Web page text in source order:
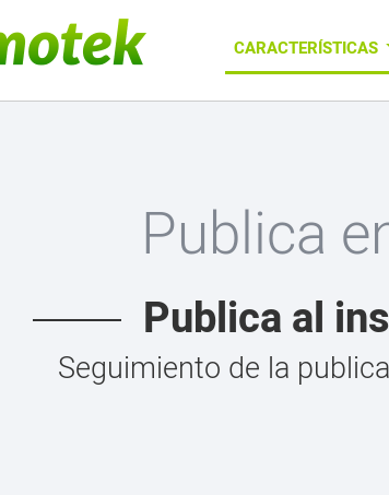
CARACTERÍSTICAS
Publica
Publica al
Seguimiento de la